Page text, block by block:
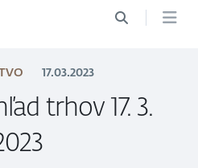
17.03.2023
trhov 17. 3.